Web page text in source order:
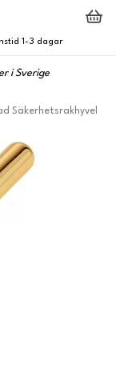
1-3 dagar
i Sverige
Säkerhetsrakhyvel